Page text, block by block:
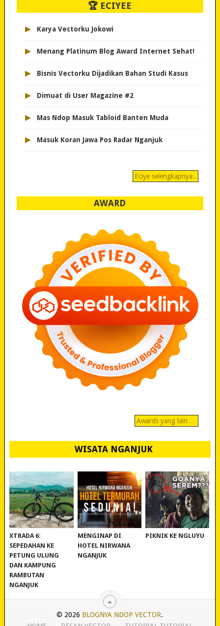
🏆 ECIYEE
▸ Karya Vectorku Jokowi
▸ Menang Platinum Blog Award Internet Sehat!
▸ Bisnis Vectorku Dijadikan Bahan Studi Kasus
▸ Dimuat di User Magazine #2
▸ Mas Ndop Masuk Tabloid Banten Muda
▸ Masuk Koran Jawa Pos Radar Nganjuk
Eciye selengkapnya..
AWARD
Awards yang lain…
WISATA NGANJUK
REVIEW POLYGON
XTRADA 6:
SEPEDAHAN KE
PETUNG ULUNG
DAN KAMPUNG
RAMBUTAN
NGANJUK
MURAH BANGET!
MENGINAP DI
HOTEL NIRWANA
NGANJUK
WISATA NGANJUK:
PIKNIK KE NGLUYU
© 2026 BLOGNYA NDOP VECTOR.